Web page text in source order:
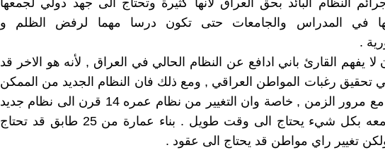
النظام البائد بحق العراق لأنها كثيرة وتحتاج الى جهد دولي لجمعها
في المدراس والجامعات حتى تكون درسا مهما لرفض الظلم و
.
لا يفهم القارئ باني ادافع عن النظام الحالي في العراق , لأنه هو الاخر قد
تحقيق رغبات المواطن العراقي , ومع ذلك فان النظام الجديد من الممكن
اصلاحه مع مرور الزمن , خاصة وان التغيير من نظام عمره 14 قرن الى نظام جديد
يختلف معه بكل شيء يحتاج الى وقت طويل . بناء عمارة من 25 طابق قد تحتاج
تغيير راي مواطن قد يحتاج الى عقود .